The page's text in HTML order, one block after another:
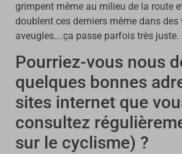
grimpent même au milieu de la route
doublent ces derniers même dans des
aveugles….ça passe parfois très juste.
Pourriez-vous nous
quelques bonnes
sites internet que
consultez
sur le cyclisme) ?